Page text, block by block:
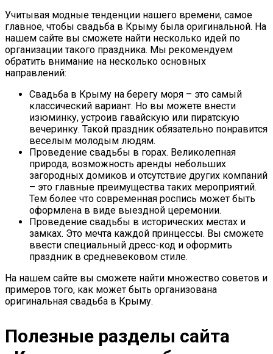
Учитывая модные тенденции нашего времени, самое
главное, чтобы свадьба в Крыму была оригинальной. На
нашем сайте вы сможете найти несколько идей по
организации такого праздника. Мы рекомендуем
обратить внимание на несколько основных
направлений:
Свадьба в Крыму на берегу моря – это самый
классический вариант. Но вы можете внести
изюминку, устроив гавайскую или пиратскую
вечеринку. Такой праздник обязательно понравится
веселым молодым людям.
Проведение свадьбы в горах. Великолепная
природа, возможность аренды небольших
загородных домиков и отсутствие других компаний
– это главные преимущества таких мероприятий.
Тем более что современная роспись может быть
оформлена в виде выездной церемонии.
Проведение свадьбы в исторических местах и
замках. Это мечта каждой принцессы. Вы сможете
ввести специальный дресс-код и оформить
праздник в средневековом стиле.
На нашем сайте вы сможете найти множество советов и
примеров того, как может быть организована
оригинальная свадьба в Крыму.
Полезные разделы сайта